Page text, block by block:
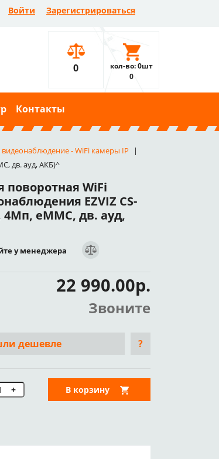
Войти Зарегистрироваться
0
кол-во: 0шт
0
Контакты
- WiFi камеры IP
дв. ауд, АКБ)^
поворотная WiFi
EZVIZ CS-
4Мп, eMMC, дв. ауд,
у менеджера
22 990.00р.
Звоните
дешевле ?
+ В корзину